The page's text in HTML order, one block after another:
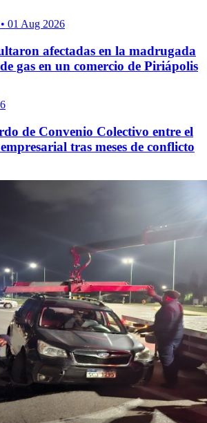
• 01 Aug 2026
afectadas en la madrugada
gas en un comercio de Piriápolis
de Convenio Colectivo entre el
tras meses de conflicto